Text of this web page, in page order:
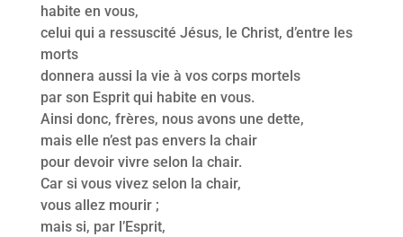
habite en vous,
celui qui a ressuscité Jésus, le Christ, d’entre les
morts
donnera aussi la vie à vos corps mortels
par son Esprit qui habite en vous.
Ainsi donc, frères, nous avons une dette,
mais elle n’est pas envers la chair
pour devoir vivre selon la chair.
Car si vous vivez selon la chair,
vous allez mourir ;
mais si, par l’Esprit,